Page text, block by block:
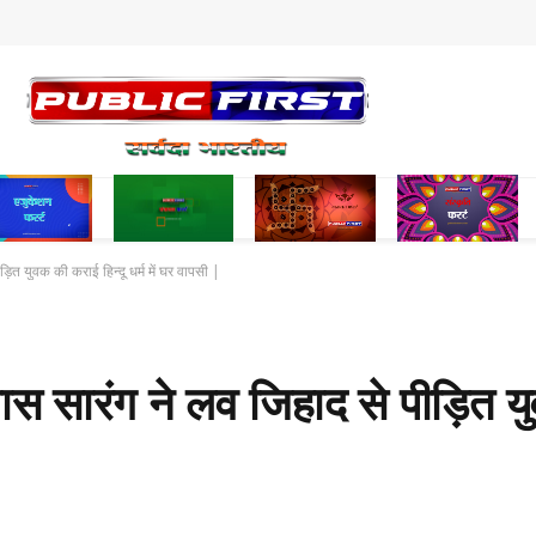
युवक की कराई हिन्दू धर्म में घर वापसी |
सारंग ने लव जिहाद से पीड़ित